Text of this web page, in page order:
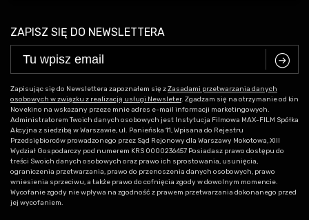
ZAPISZ SIĘ DO NEWSLETTERA
C
Zapisując się do Newslettera zapoznałem się zZasadami przetwarzania danych
osobowych w związku z realizacją usługi Newsleter. Zgadzam się na otrzymanie od kin
Novekino na wskazany przeze mnie adres e-mail informacji marketingowych.
Administratorem Twoich danych osobowych jest Instytucja Filmowa MAX-FILM Spółka
Akcyjna z siedzibą w Warszawie, ul. Panieńska 11, Wpisana do Rejestru
Przedsiębiorców prowadzonego przez Sąd Rejonowy dla Warszawy Mokotowa, XIII
Wydział Gospodarczy pod numerem KRS 0000236457 Posiadasz prawo dostępu do
treści Swoich danych osobowych oraz prawo ich sprostowania, usunięcia,
ograniczenia przetwarzania, prawo do przenoszenia danych osobowych, prawo
wniesienia sprzeciwu, a także prawo do cofnięcia zgody w dowolnym momencie.
Wycofanie zgody nie wpływa na zgodność z prawem przetwarzania dokonanego przed
jej wycofaniem.